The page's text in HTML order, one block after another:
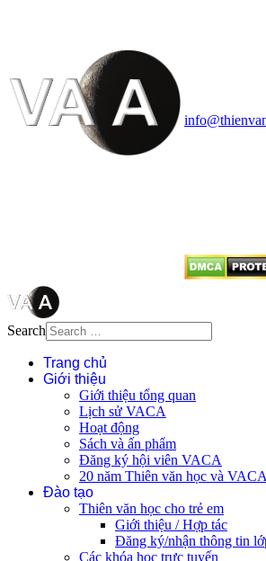
Search
Trang chủ
Giới thiệu
Giới thiệu tổng quan
Lịch sử VACA
Hoạt động
Sách và ấn phẩm
Đăng ký hội viên VACA
20 năm Thiên văn học và VACA
Đào tạo
Thiên văn học cho trẻ em
Giới thiệu / Hợp tác
Đăng ký/nhận thông tin
Các khóa học trực tuyến